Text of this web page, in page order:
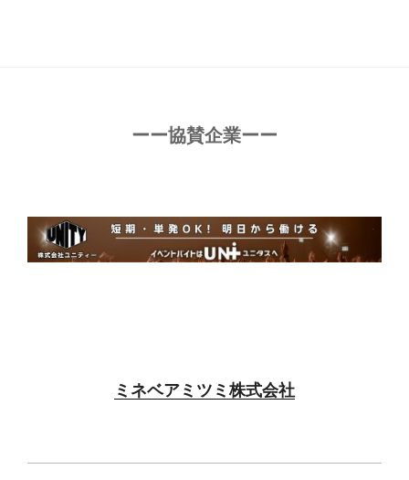
ーー協賛企業ーー
ミネベアミツミ株式会社